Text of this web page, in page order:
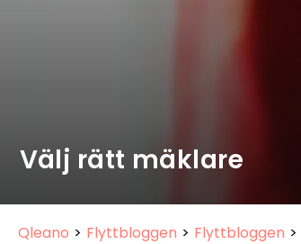
Välj rätt mäklare
Qleano > Flyttbloggen > Flyttbloggen >